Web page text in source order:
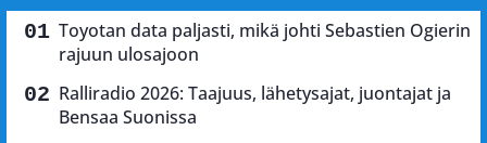
Toyotan data paljasti, mikä johti Sebastien Ogierin
rajuun ulosajoon
Ralliradio 2026: Taajuus, lähetysajat, juontajat ja
Bensaa Suonissa